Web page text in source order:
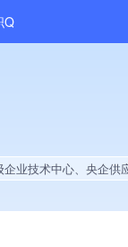
Q
利授权量同领域前5%、技术布局行业领先、经营年限全国同行前10%、权威管理体系认证、创新型中小企